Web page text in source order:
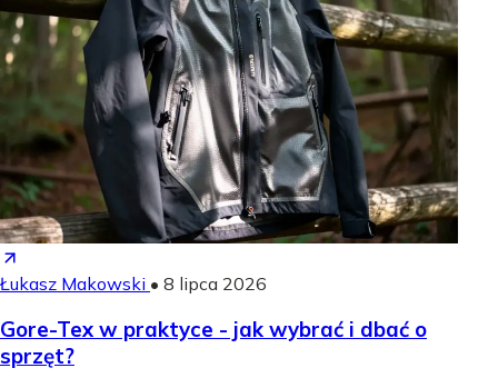
Łukasz Makowski • 8 lipca 2026
Gore-Tex w praktyce - jak wybrać i dbać o
sprzęt?